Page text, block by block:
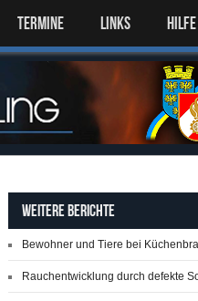
TERMINE LINKS HILFE
Weitere Berichte
Bewohner und Tiere bei
Rauchentwicklung durch defekte